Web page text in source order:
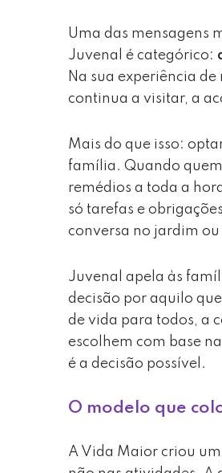
Uma das mensagens
Juvenal é categórico:
Na sua experiência
continua a visitar, a
Mais do que isso:
família. Quando
remédios a toda a
só tarefas e
conversa no jardim
Juvenal apela às
decisão por aquilo
de vida para todos, a
escolhem com base
é a decisão possível.
O modelo que
A Vida Maior criou